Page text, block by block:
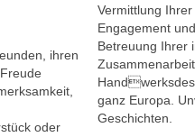
ihren
oder
Vermittlung
Engagement
Betreuung Ihrer
ganz Europa.
Geschichten.